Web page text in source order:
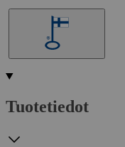
Tuotetiedot